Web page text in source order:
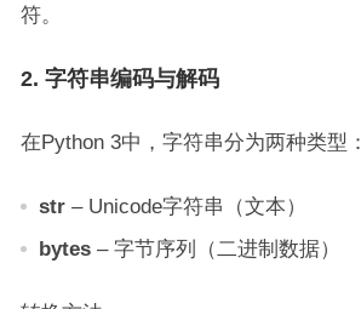
符。
2. 字符串编码与解码
在Python 3中，字符串分为两种类型：
str– Unicode字符串（文本）
bytes– 字节序列（二进制数据）